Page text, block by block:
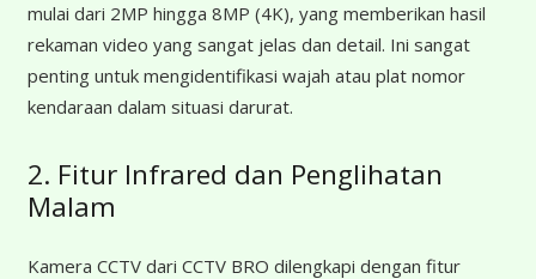
mulai dari 2MP hingga 8MP (4K), yang memberikan hasil
rekaman video yang sangat jelas dan detail. Ini sangat
penting untuk mengidentifikasi wajah atau plat nomor
kendaraan dalam situasi darurat.
2. Fitur Infrared dan Penglihatan
Malam
Kamera CCTV dari CCTV BRO dilengkapi dengan fitur